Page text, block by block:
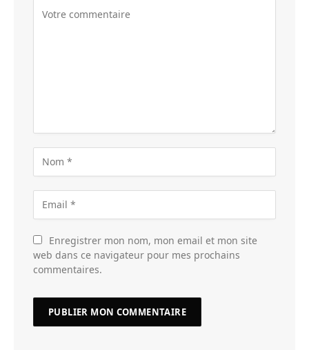
Enregistrer mon nom, mon email et mon site
web dans ce navigateur pour mes prochains
commentaires.